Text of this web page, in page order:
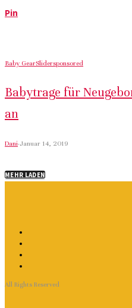
Pin
Baby GearSlidersponsored
Babytrage für
an
Dani·Januar 14, 2019
MEHR LADEN
All Rights Reserved